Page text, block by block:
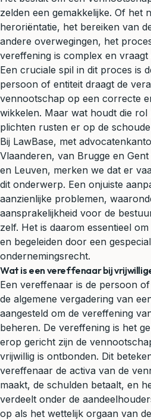
zelden een gemakkelijke. Of het
heroriëntatie, het bereiken van
andere overwegingen, het
vereffening is complex en
Een cruciale spil in dit proces is
persoon of entiteit draagt de
vennootschap op een correcte
wikkelen. Maar wat houdt die rol
plichten rusten er op de
Bij LawBase, met
Vlaanderen, van Brugge en Gent
en Leuven, merken we dat er
dit onderwerp. Een onjuiste
aanzienlijke problemen,
aansprakelijkheid voor de
zelf. Het is daarom essentieel
en begeleiden door een
ondernemingsrecht.
Wat is een vereffenaar bij
Een vereffenaar is de persoon
de algemene vergadering van
aangesteld om de vereffening
beheren. De vereffening is het
erop gericht zijn de
vrijwillig is ontbonden. Dit
vereffenaar de activa van de
maakt, de schulden betaalt, en
verdeelt onder de
op als het wettelijk orgaan van